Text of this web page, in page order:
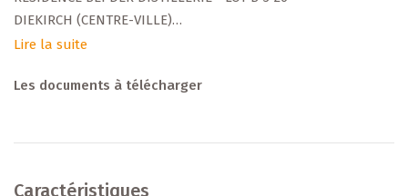
DIEKIRCH (CENTRE-VILLE)
APPARTEMENT - 1 CHAMBRE à COUCHER
plein centre de Diekirch, rue de la Sûre, la résidence
Lire la suite
Les documents à télécharger
Caractéristiques